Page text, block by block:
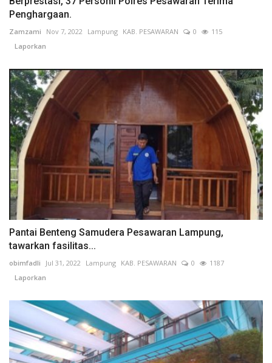
Penghargaan.
Zamzami Nov 7, 2022 Lampung KAB. PESAWARAN 0
115
Laporkan
Pantai Benteng Samudera Pesawaran Lampung,
tawarkan fasilitas...
obimfadli Jul 31, 2022 Lampung KAB. PESAWARAN 0
1187
Laporkan